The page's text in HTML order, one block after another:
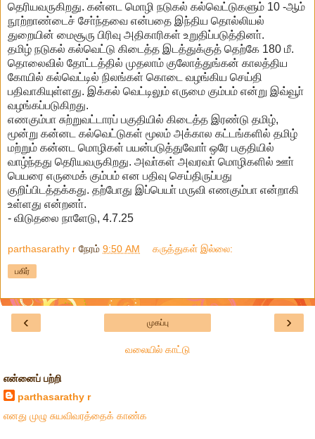
தெரியவருகிறது. கன்னட மொழி நடுகல் கல்வெட்டுகளும் 10 -ஆம்
நூற்றாண்டைச் சோ்ந்தவை என்பதை இந்திய தொல்லியல்
துறையின் மைசூரு பிரிவு அதிகாரிகள் உறுதிப்படுத்தினா்.
தமிழ் நடுகல் கல்வெட்டு கிடைத்த இடத்துக்குத் தெற்கே 180 மீ.
தொலைவில் தோட்டத்தில் முதலாம் குலோத்துங்கன் காலத்திய
கோயில் கல்வெட்டில் நிலங்கள் கொடை வழங்கிய செய்தி
பதிவாகியுள்ளது. இக்கல் வெட்டிலும் எருமை கும்பம் என்று இவ்வூா்
வழங்கப்படுகிறது.
எணகும்பா சுற்றுவட்டாரப் பகுதியில் கிடைத்த இரண்டு தமிழ்,
மூன்று கன்னட கல்வெட்டுகள் மூலம் அக்கால கட்டங்களில் தமிழ்
மற்றும் கன்னட மொழிகள் பயன்படுத்துவோா் ஒரே பகுதியில்
வாழ்ந்தது தெரியவருகிறது. அவா்கள் அவரவா் மொழிகளில் ஊா்
பெயரை எருமைக் கும்பம் என பதிவு செய்திருப்பது
குறிப்பிடத்தக்கது. தற்போது இப்பெயா் மருவி எணகும்பா என்றாகி
உள்ளது என்றனா்.
- விடுதலை நாளேடு, 4.7.25
parthasarathy r நேரம் 9:50 AM கருத்துகள் இல்லை:
பகிர்
‹ ›
முகப்பு
வலையில் காட்டு
என்னைப் பற்றி
parthasarathy r
எனது முழு சுயவிவரத்தைக் காண்க